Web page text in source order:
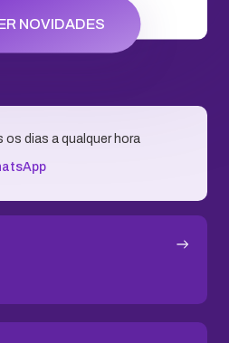
NOVIDADES
dias a qualquer hora